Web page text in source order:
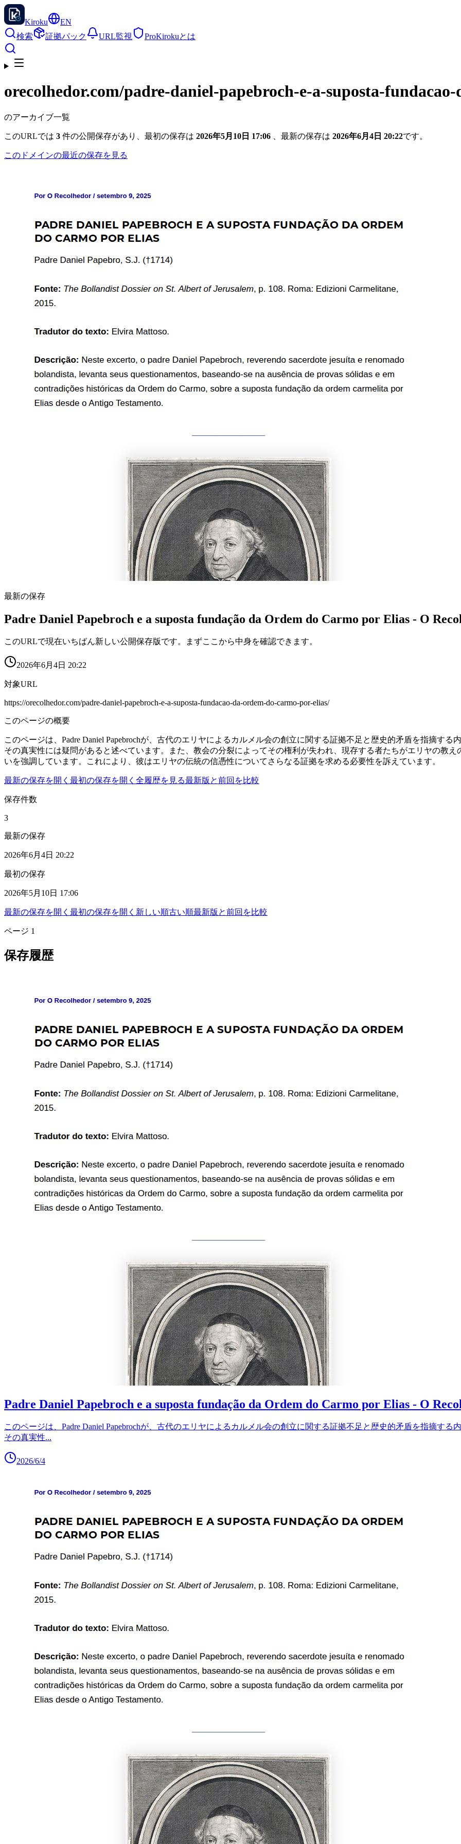
Kiroku
EN
検索
証拠パック URL監視 ProKirokuとは
orecolhedor.com/padre-daniel-papebroch-e-a-suposta-
のアーカイブ一覧
このURLでは 3 件の公開保存があり、最初の保存は 2026年5月10日 17:06 、最新の保存は 2026年6月4日 20:22です。
このドメインの最近の保存を見る
最新の保存
Padre Daniel Papebroch e a suposta fundação da Ordem do Carmo por Elias - O
このURLで現在いちばん新しい公開保存版です。まずここから中身を確認できます。
2026年6月4日 20:22
対象URL
https://orecolhedor.com/padre-daniel-papebroch-e-a-suposta-fundacao-da-ordem-do-carmo-por-elias/
このページの概要
このページは、Padre Daniel Papebrochが、古代のエリヤによるカルメル会の創立に関する証拠不足と歴史的矛盾を指摘す
その真実性には疑問があると述べています。また、教会の分裂によってその権利が失われ、現存する者たちがエリヤの教
いを強調しています。これにより、彼はエリヤの伝統の信憑性についてさらなる証拠を求める必要性を訴えています。
最新の保存を開く 最初の保存を開く 全履歴を見る最新版と前回を比較
保存件数
3
最新の保存
2026年6月4日 20:22
最初の保存
2026年5月10日 17:06
最新の保存を開く 最初の保存を開く 新しい順古い順最新版と前回を比較
ページ 1
保存履歴
Padre Daniel Papebroch e a suposta fundação da Ordem do Carmo por Elias - O
このページは、Padre Daniel Papebrochが、古代のエリヤによるカルメル会の創立に関する証拠不足と歴史的矛盾を指摘す
その真実性...
2026/6/4